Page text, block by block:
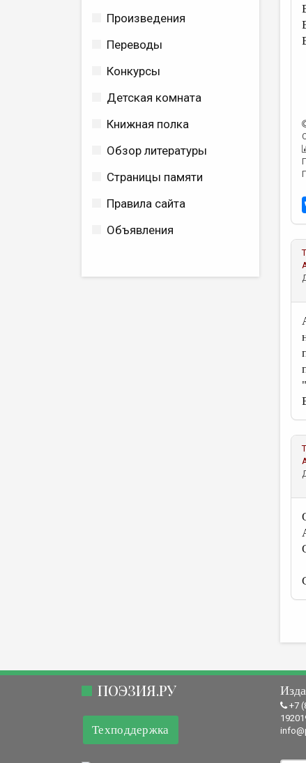
Произведения
Переводы
Конкурсы
Детская комната
Книжная полка
Обзор литературы
Страницы памяти
Правила сайта
Объявления
ПОЭЗИЯ.РУ
Техподдержка
+7